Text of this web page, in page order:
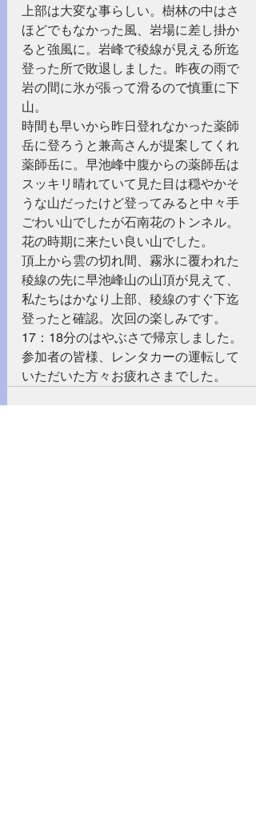
上部は大変な事らしい。樹林の中はさ
ほどでもなかった風、岩場に差し掛か
ると強風に。岩峰で稜線が見える所迄
登った所で敗退しました。昨夜の雨で
岩の間に氷が張って滑るので慎重に下
山。
時間も早いから昨日登れなかった薬師
岳に登ろうと兼高さんが提案してくれ
薬師岳に。早池峰中腹からの薬師岳は
スッキリ晴れていて見た目は穏やかそ
うな山だったけど登ってみると中々手
ごわい山でしたが石南花のトンネル。
花の時期に来たい良い山でした。
頂上から雲の切れ間、霧氷に覆われた
稜線の先に早池峰山の山頂が見えて、
私たちはかなり上部、稜線のすぐ下迄
登ったと確認。次回の楽しみです。
17：18分のはやぶさで帰京しました。
参加者の皆様、レンタカーの運転して
いただいた方々お疲れさまでした。